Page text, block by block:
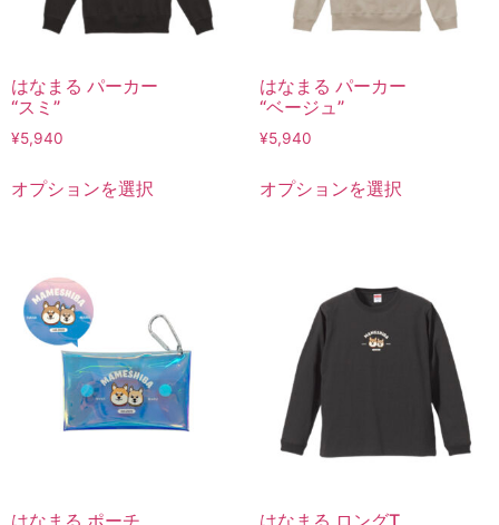
はなまる パーカー
“スミ”
¥5,940
オプションを選択
はなまる パーカー
“ベージュ”
¥5,940
オプションを選択